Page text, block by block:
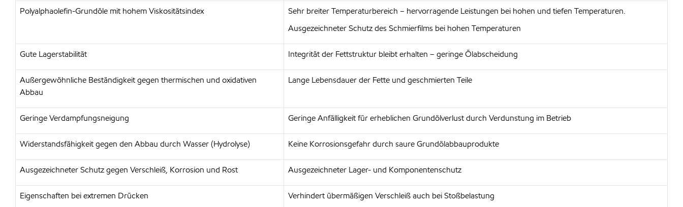
Polyalphaolefin-Grundöle mit hohem Viskositätsindex
Sehr breiter Temperaturbereich – hervorragende Leistungen bei hohen und tiefen Temperaturen.
Ausgezeichneter Schutz des Schmierfilms bei hohen Temperaturen
Gute Lagerstabilität Integrität der Fettstruktur bleibt erhalten – geringe Ölabscheidung
Außergewöhnliche Beständigkeit gegen thermischen und oxidativen
Abbau
Lange Lebensdauer der Fette und geschmierten Teile
Geringe Verdampfungsneigung Geringe Anfälligkeit für erheblichen Grundölverlust durch Verdunstung im Betrieb
Widerstandsfähigkeit gegen den Abbau durch Wasser (Hydrolyse) Keine Korrosionsgefahr durch saure Grundölabbauprodukte
Ausgezeichneter Schutz gegen Verschleiß, Korrosion und Rost Ausgezeichneter Lager- und Komponentenschutz
Eigenschaften bei extremen Drücken Verhindert übermäßigen Verschleiß auch bei Stoßbelastung